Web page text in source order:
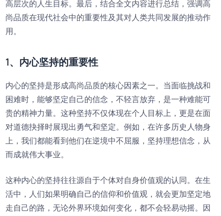
高层次的人生目标。最后，结合全文内容进行总结，强调高
尚品质在现代社会中的重要性及其对人类共同发展的推动作
用。
1、内心坚持的重要性
内心的坚持是形成高尚品质的核心因素之一。当面临挑战和
困难时，能够坚定自己的信念，不轻言放弃，是一种难能可
贵的精神力量。这种坚持不仅体现在个人目标上，更是在面
对道德抉择时展现出勇气和坚定。例如，在许多历史人物身
上，我们都能看到他们在逆境中不屈服，坚持理想信念，从
而成就伟大事业。
这种内心的坚持往往源自于个体对自身价值观的认同。在生
活中，人们如果明确自己的信仰和价值观，就会更加坚定地
走自己的路，无论外界环境如何变化，都不会轻易动摇。因